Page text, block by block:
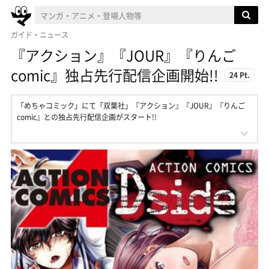
ガイド・ニュース
『アクション』『JOUR』『りんご
comic』独占先行配信企画開始!!
24 Pt.
「めちゃコミック」にて「双葉社」『アクション』『JOUR』『りんご
comic』との独占先行配信企画がスタート!!